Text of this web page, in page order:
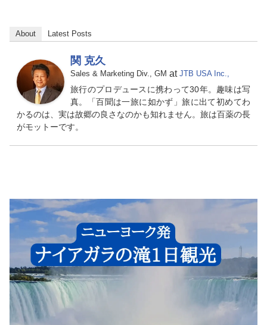
About Latest Posts
関 克久
Sales & Marketing Div., GM at JTB USA Inc.,
旅行のプロデュースに携わって30年。趣味は写
真。「百聞は一旅に如かず」旅に出て初めてわ
かるのは、実は故郷の良さなのかも知れません。旅は百薬の長
がモットーです。